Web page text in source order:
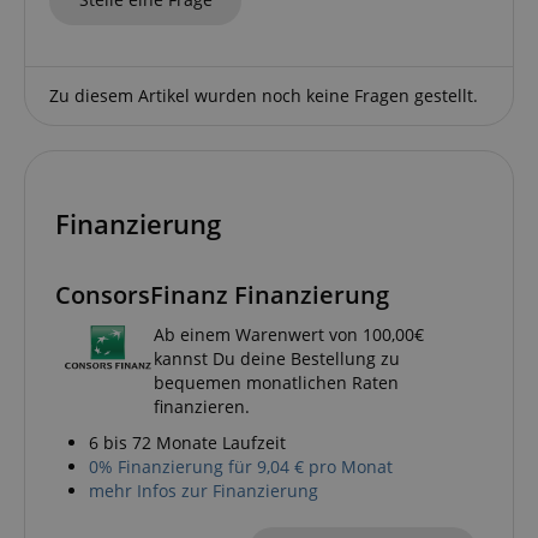
Zu diesem Artikel wurden noch keine Fragen gestellt.
Finanzierung
ConsorsFinanz Finanzierung
Ab einem Warenwert von 100,00€
kannst Du deine Bestellung zu
bequemen monatlichen Raten
finanzieren.
6 bis 72 Monate Laufzeit
0% Finanzierung für 9,04 € pro Monat
mehr Infos zur Finanzierung
session-id-apay
Amazon
.amazon.com
CrossDomainCookieScriptConsent_389
.crossdomain.cookie-